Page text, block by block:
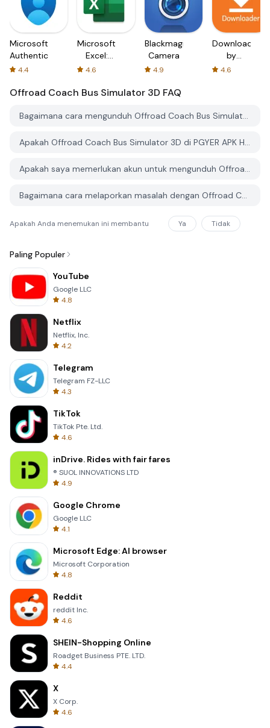
Microsoft
Authenticator
4.4
Microsoft
Excel:
Spreadsheets
4.6
Blackmagic
Camera
4.9
Downloader
by
AFTVnews
4.6
Offroad Coach Bus Simulator 3D FAQ
Bagaimana cara mengunduh Offroad Coach Bus Simulator 3D dari PGYER APK HUB?
Apakah Offroad Coach Bus Simulator 3D di PGYER APK HUB gratis untuk diunduh?
Apakah saya memerlukan akun untuk mengunduh Offroad Coach Bus Simulator 3D dari PGYER APK HUB?
Bagaimana cara melaporkan masalah dengan Offroad Coach Bus Simulator 3D di PGYER APK HUB?
Apakah Anda menemukan ini membantu Ya Tidak
Paling Populer
YouTube
Google LLC
4.8
Netflix
Netflix, Inc.
4.2
Telegram
Telegram FZ-LLC
4.3
TikTok
TikTok Pte. Ltd.
4.6
inDrive. Rides with fair fares
® SUOL INNOVATIONS LTD
4.9
Google Chrome
Google LLC
4.1
Microsoft Edge: AI browser
Microsoft Corporation
4.8
Reddit
reddit Inc.
4.6
SHEIN-Shopping Online
Roadget Business PTE. LTD.
4.4
X
X Corp.
4.6